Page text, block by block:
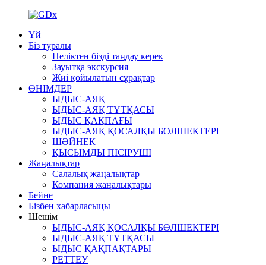
Үй
Біз туралы
Неліктен бізді таңдау керек
Зауытқа экскурсия
Жиі қойылатын сұрақтар
ӨНІМДЕР
ЫДЫС-АЯҚ
ЫДЫС-АЯҚ ТҰТҚАСЫ
ЫДЫС ҚАҚПАҒЫ
ЫДЫС-АЯҚ ҚОСАЛҚЫ БӨЛШЕКТЕРІ
ШӘЙНЕК
ҚЫСЫМДЫ ПІСІРУШІ
Жаңалықтар
Салалық жаңалықтар
Компания жаңалықтары
Бейне
Бізбен хабарласыңы
Шешім
ЫДЫС-АЯҚ ҚОСАЛҚЫ БӨЛШЕКТЕРІ
ЫДЫС-АЯҚ ТҰТҚАСЫ
ЫДЫС ҚАҚПАҚТАРЫ
РЕТТЕУ